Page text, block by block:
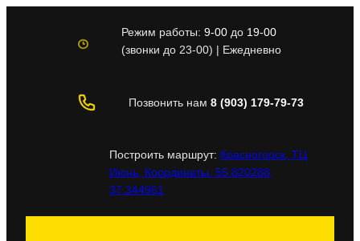
содержимому
Режим работы: 9-00до 19-00
(звонки до 23-00) | Ежедневно
Позвонить нам 8 (903) 179-79-73
Построить маршрут: Красногорск, ТЦ
Июнь, Координаты: 55.820288,
37.344961